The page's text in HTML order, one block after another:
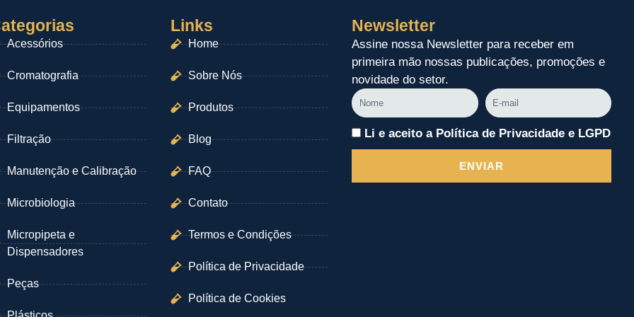
Acessórios
Cromatografia
Equipamentos
Filtração
Manutenção e Calibração
Microbiologia
Micropipeta e
Dispensadores
Peças
Links
Home
Sobre Nós
Produtos
Blog
FAQ
Contato
Termos e Condições
Política de Privacidade
Política de Cookies
Newsletter
Assine nossa Newsletter para receber em
primeira mão nossas publicações, promoções e
novidade do setor.
Nome
E-
mail
Li e aceito a Política de Privacidade e LGPD
ENVIAR